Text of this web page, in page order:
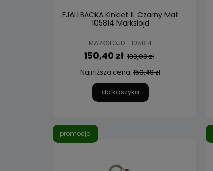
FJALLBACKA Kinkiet 1L Czarny Mat
105814 Markslojd
MARKSLOJD - 105814
150,40 zł 188,00 zł
Najniższa cena: 150,40 zł
do koszyka
promocja